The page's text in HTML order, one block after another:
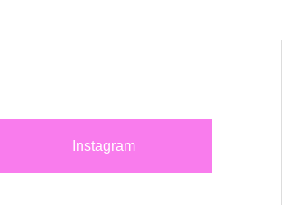
Instagram